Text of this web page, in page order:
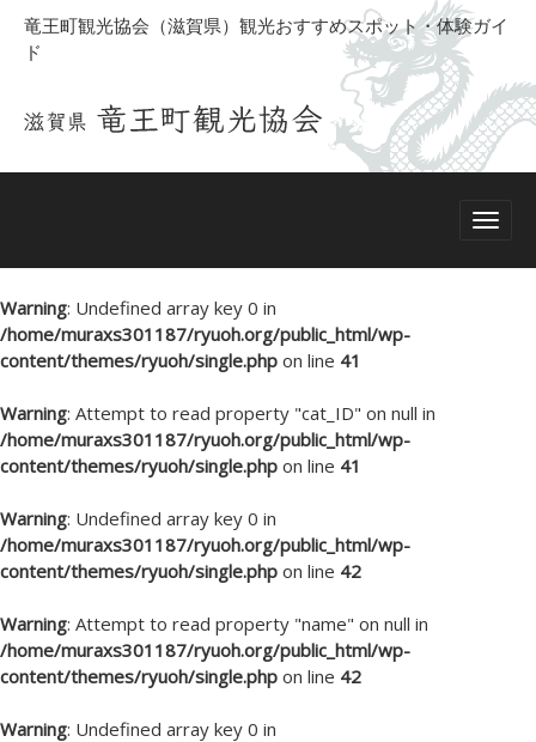
竜王町観光協会（滋賀県）観光おすすめスポット・体験ガイ
ド
Warning: Undefined array key 0 in
/home/muraxs301187/ryuoh.org/public_html/wp-
content/themes/ryuoh/single.php on line 41
Warning: Attempt to read property "cat_ID" on null in
/home/muraxs301187/ryuoh.org/public_html/wp-
content/themes/ryuoh/single.php on line 41
Warning: Undefined array key 0 in
/home/muraxs301187/ryuoh.org/public_html/wp-
content/themes/ryuoh/single.php on line 42
Warning: Attempt to read property "name" on null in
/home/muraxs301187/ryuoh.org/public_html/wp-
content/themes/ryuoh/single.php on line 42
Warning: Undefined array key 0 in